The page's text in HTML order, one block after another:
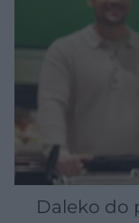
Daleko do